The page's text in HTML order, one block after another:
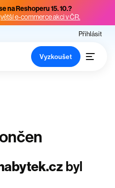
na Reshoperu 15. 10.?
e-commerce akci v ČR.
Přihlásit
Vyzkoušet
byl